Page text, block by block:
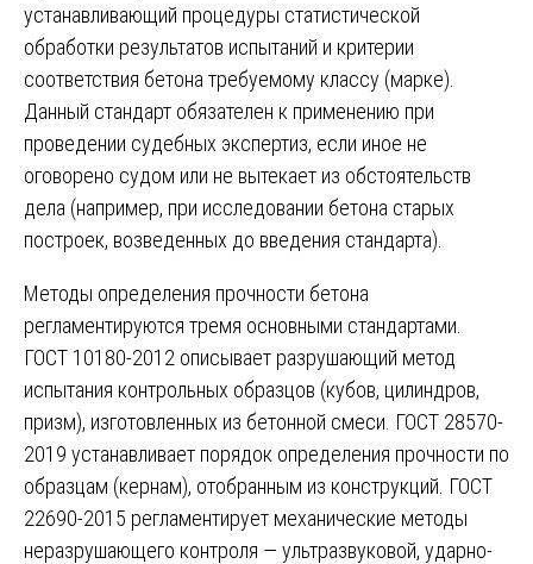
устанавливающий процедуры статистической
обработки результатов испытаний и критерии
соответствия бетона требуемому классу (марке).
Данный стандарт обязателен к применению при
проведении судебных экспертиз, если иное не
оговорено судом или не вытекает из обстоятельств
дела (например, при исследовании бетона старых
построек, возведенных до введения стандарта).
Методы определения прочности бетона
регламентируются тремя основными стандартами.
ГОСТ 10180-2012 описывает разрушающий метод
испытания контрольных образцов (кубов, цилиндров,
призм), изготовленных из бетонной смеси. ГОСТ 28570-
2019 устанавливает порядок определения прочности по
образцам (кернам), отобранным из конструкций. ГОСТ
22690-2015 регламентирует механические методы
неразрушающего контроля — ультразвуковой, ударно-